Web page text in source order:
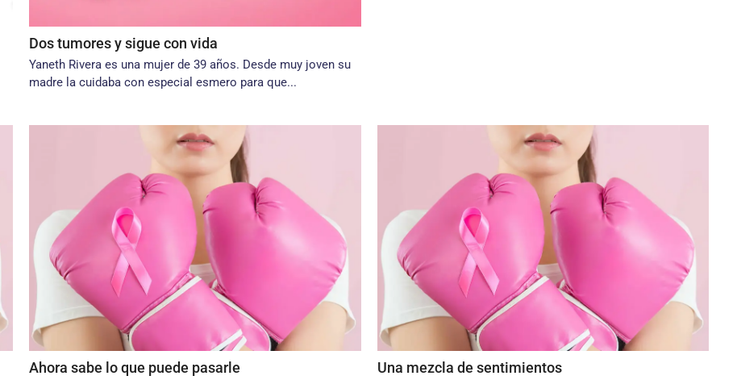
Dos tumores y sigue con vida
Yaneth Rivera es una mujer de 39 años. Desde muy joven su
madre la cuidaba con especial esmero para que...
Ahora sabe lo que puede pasarle Una mezcla de sentimientos